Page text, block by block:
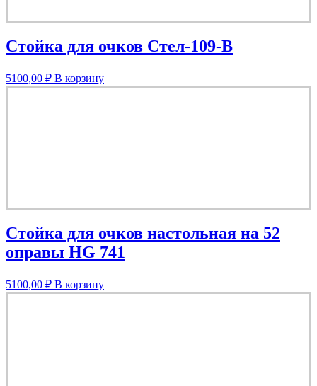
Стойка для очков Стел-109-В
5100,00 ₽ В корзину
Стойка для очков настольная на 52
оправы HG 741
5100,00 ₽ В корзину